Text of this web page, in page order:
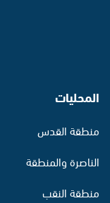
المحليات
منطقة القدس
الناصرة والمنطقة
منطقة النقب